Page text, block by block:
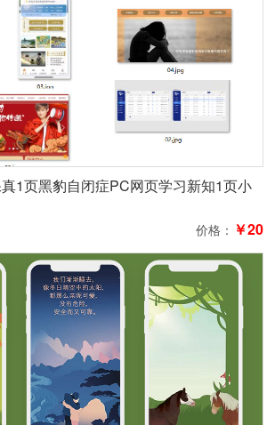
1页黑豹自闭症PC网页学习新知1页小
xd设计肯德基电脑网页1页高
价格： ￥20